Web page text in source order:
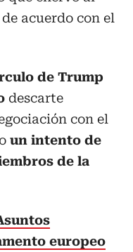
acuerdo con el
de Trump
descarte
con el
un intento de
de la
europeo